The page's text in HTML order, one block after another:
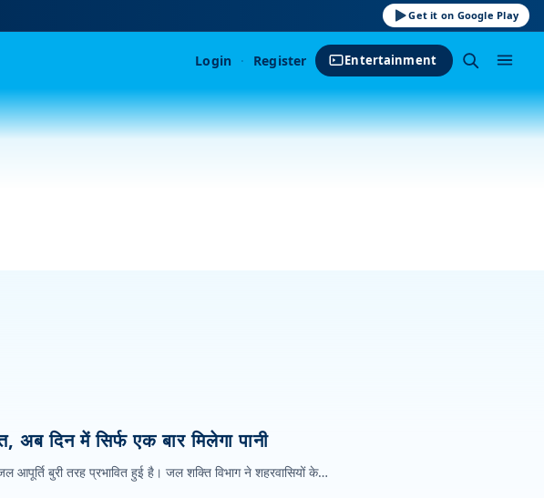
Get it on Google Play
Login · Register Entertainment
दिन में सिर्फ एक बार मिलेगा पानी
आपूर्ति बुरी तरह प्रभावित हुई है। जल शक्ति विभाग ने शहरवासियों के…